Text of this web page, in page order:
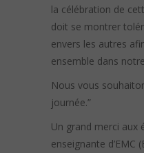
la célébration de
doit se montrer
envers les autres
ensemble dans
Nous vous
journée.”
Un grand merci aux
enseignante d’EMC